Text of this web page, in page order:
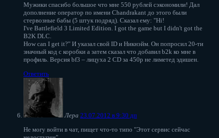
Мужики спасибо большое что мне 550 рублей сэкономили! Дал
дополнение оператор по имени Chandrakant до этого были
стервозные бабы (5 штук подряд). Сказал ему: "Hi!
I've Battlefield 3 Limited Edition. I got the game but I didn't got the
B2K DLC.
How can I get it?" И указал свой ID и Никнэйм. Он попросил 20-ти
значный код с коробки а затем сказал что добавил b2k ко мне в
профиль. Версия bf3 – лицуха 2 CD за 450р не лиметед эдишен.
Ответить
Лера 23.07.2012 в 9:30 дп
Не могу войти в чат, пищет что-то типо "Этот сервис сейчас